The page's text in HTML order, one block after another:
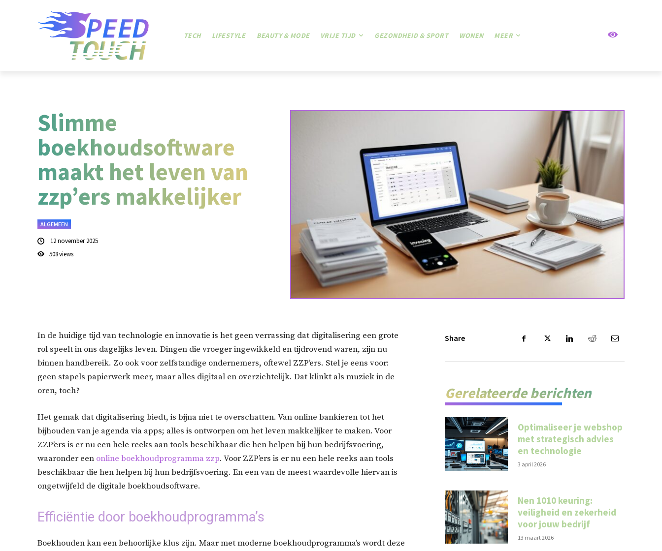
TECH LIFESTYLE BEAUTY & MODE VRIJE TIJD GEZONDHEID & SPORT WONEN MEER
Slimme
boekhoudsoftware
maakt het leven van
zzp’ers makkelijker
ALGEMEEN
12 november 2025
508views
In de huidige tijd van technologie en innovatie is het geen verrassing dat digitalisering een grote
rol speelt in ons dagelijks leven. Dingen die vroeger ingewikkeld en tijdrovend waren, zijn nu
binnen handbereik. Zo ook voor zelfstandige ondernemers, oftewel ZZP’ers. Stel je eens voor:
geen stapels papierwerk meer, maar alles digitaal en overzichtelijk. Dat klinkt als muziek in de
oren, toch?
Het gemak dat digitalisering biedt, is bijna niet te overschatten. Van online bankieren tot het
bijhouden van je agenda via apps; alles is ontworpen om het leven makkelijker te maken. Voor
ZZP’ers is er nu een hele reeks aan tools beschikbaar die hen helpen bij hun bedrijfsvoering,
waaronder een online boekhoudprogramma zzp. Voor ZZP’ers is er nu een hele reeks aan tools
beschikbaar die hen helpen bij hun bedrijfsvoering. En een van de meest waardevolle hiervan is
ongetwijfeld de digitale boekhoudsoftware.
Efficiëntie door boekhoudprogramma’s
Boekhouden kan een behoorlijke klus zijn. Maar met moderne boekhoudprogramma’s wordt deze
Share
Gerelateerde berichten
Optimaliseer je webshop
met strategisch advies
en technologie
3 april 2026
Nen 1010 keuring:
veiligheid en zekerheid
voor jouw bedrijf
13 maart 2026